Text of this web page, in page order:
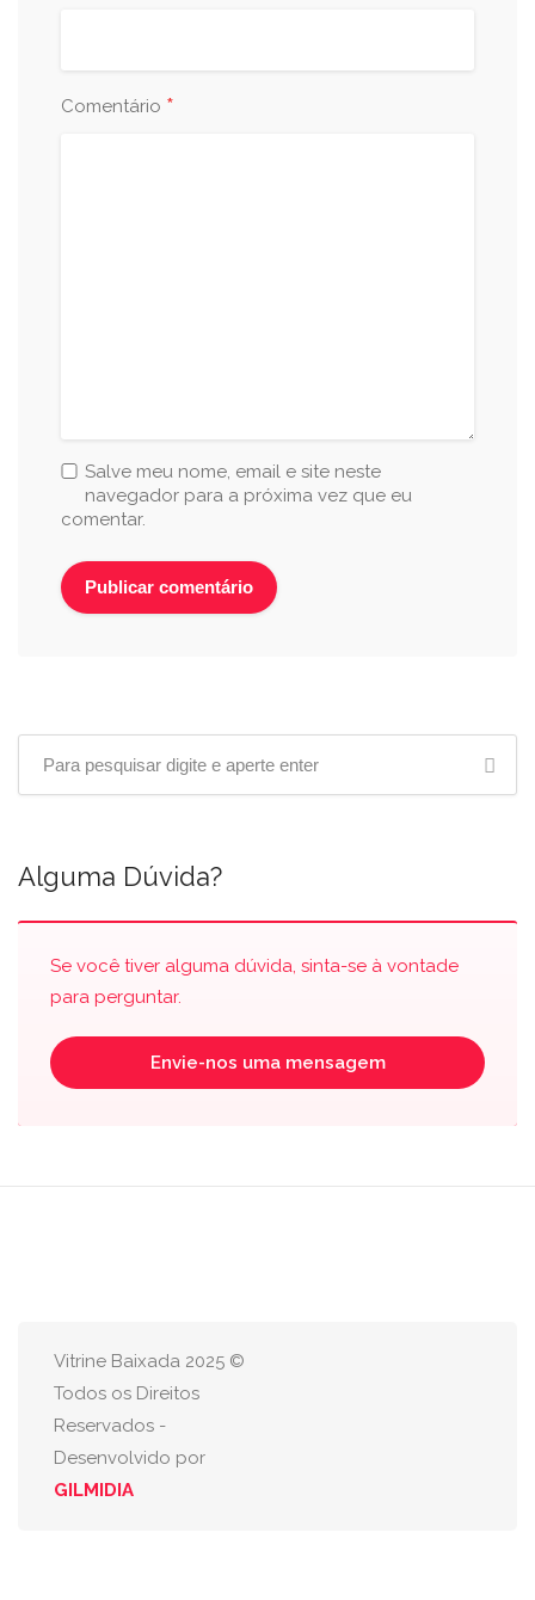
Comentário *
Salve meu nome, email e site neste
navegador para a próxima vez que eu
comentar.
Alguma Dúvida?
Se você tiver alguma dúvida, sinta-se à vontade
para perguntar.
Envie-nos uma mensagem
Vitrine Baixada 2025 ©
Todos os Direitos
Reservados -
Desenvolvido por
GILMIDIA